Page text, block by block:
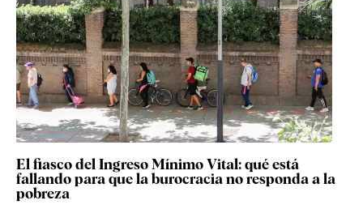
El fiasco del Ingreso Mínimo Vital: qué está
fallando para que la burocracia no responda a la
pobreza